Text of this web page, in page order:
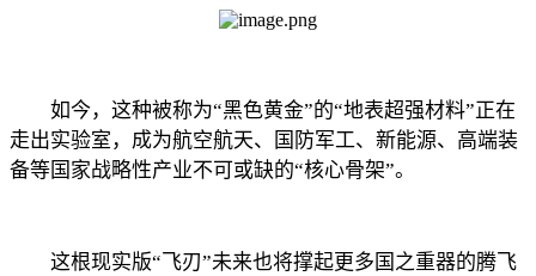
如今，这种被称为“黑色黄金”的“地表超强材料”正在
走出实验室，成为航空航天、国防军工、新能源、高端装
备等国家战略性产业不可或缺的“核心骨架”。
这根现实版“飞刃”未来也将撑起更多国之重器的腾飞